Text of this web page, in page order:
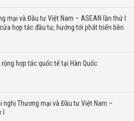
mại và Đầu tư Việt Nam – ASEAN lần thứ I:
hợp tác đầu tư, hướng tới phát triển bền
rộng hợp tác quốc tế tại Hàn Quốc
nghị Thương mại và Đầu tư Việt Nam –